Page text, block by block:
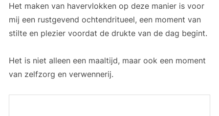
Het maken van havervlokken op deze manier is voor
mij een rustgevend ochtendritueel, een moment van
stilte en plezier voordat de drukte van de dag begint.
Het is niet alleen een maaltijd, maar ook een moment
van zelfzorg en verwennerij.